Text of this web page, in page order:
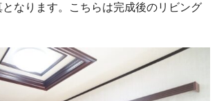
なります。こちらは完成後のリビング